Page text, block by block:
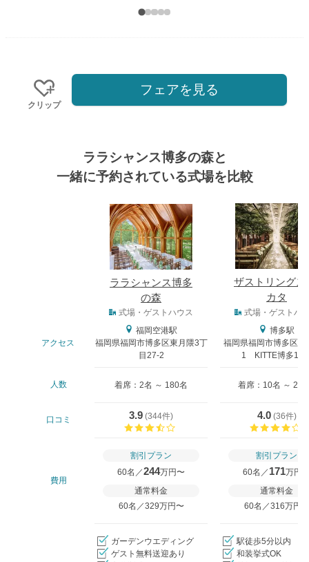
クリップ
フェアを見る
ララシャンス博多の森と
一緒に予約されている式場を比較
ララシャンス博多
の森
ザストリングス
カタ
式場・ゲストハウス 式場・ゲストハ
アクセス
福岡空港駅
福岡県福岡市博多区東月隈3丁
目27-2
博多駅
福岡県福岡市博多区中
1 KITTE博多11
人数 着席：2名 ～ 180名 着席：10名 ～ 200
口コミ 3.9 (344件)
4.0(36件)
費用
割引プラン
60名／244万円〜
通常料金
60名／329万円〜
割引プラン
60名／ 171万円
通常料金
60名／316万円〜
ガーデンウエディング
ゲスト無料送迎あり
駅徒歩5分以内
和装挙式OK